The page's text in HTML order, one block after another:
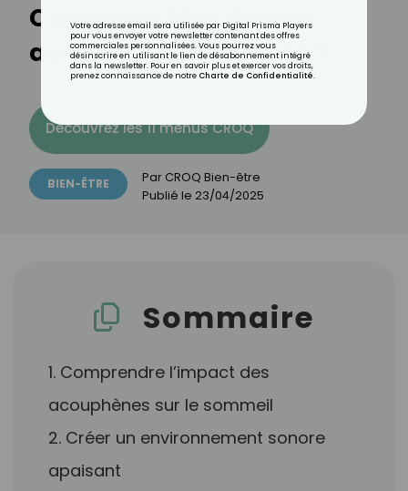
Comment bien dormir
avec des acouphènes ?
Découvrez les 11 menus CROQ
BIEN-ÊTRE Par CROQ Bien-être
Publié le 23/04/2025
Sommaire
1. Comprendre l’impact des
acouphènes sur le sommeil
2. Créer un environnement sonore
apaisant
Votre adresse email sera utilisée par Digital Prisma Players
pour vous envoyer votre newsletter contenant des offres
commerciales personnalisées. Vous pourrez vous
désinscrire en utilisant le lien de désabonnement intégré
dans la newsletter. Pour en savoir plus et exercer vos droits,
prenez connaissance de notre Charte de Confidentialité.